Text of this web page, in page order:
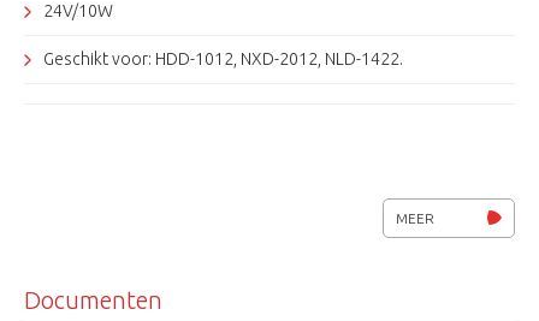
24V/10W
Geschikt voor: HDD-1012, NXD-2012, NLD-1422.
MEER
Documenten